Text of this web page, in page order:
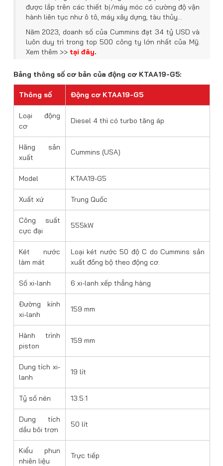
được lắp trên các thiết bị/máy móc có cường độ vận
hành liên tục như ô tô, máy xây dựng, tàu thủy…
Năm 2023, doanh số của Cummins đạt 34 tỷ USD và
luôn duy trì trong top 500 công ty lớn nhất của Mỹ.
Xem thêm >> tại đây.
Bảng thông số cơ bản của động cơ KTAA19-G5:
Thông số Động cơ KTAA19-G5
Loại động
cơ
Diesel 4 thì có turbo tăng áp
Hãng sản
xuất
Cummins (USA)
Model KTAA19-G5
Xuất xứ Trung Quốc
Công suất
cực đại
555kW
Két nước
làm mát
Loại két nước 50 độ C do Cummins sản
xuất đồng bộ theo động cơ.
Số xi-lanh 6 xi-lanh xếp thẳng hàng
Đường kính
xi-lanh
159 mm
Hành trình
piston
159 mm
Dung tích xi-
lanh
19 lít
Tỷ số nén 13.5:1
Dung tích
dầu bôi trơn
50 lít
Kiểu phun
nhiên liệu
Trực tiếp